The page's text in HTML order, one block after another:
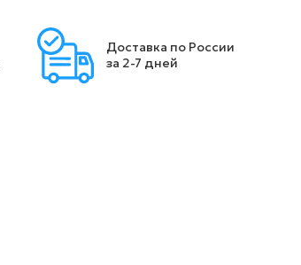
Доставка по России
за 2-7 дней